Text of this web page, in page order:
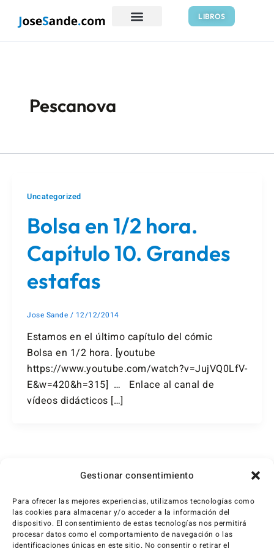
Gestionar consentimiento
Para ofrecer las mejores experiencias, utilizamos tecnologías como
las cookies para almacenar y/o acceder a la información del
dispositivo. El consentimiento de estas tecnologías nos permitirá
procesar datos como el comportamiento de navegación o las
identificaciones únicas en este sitio. No consentir o retirar el
LIBROS
Pescanova
Uncategorized
Bolsa en 1/2 hora.
Capítulo 10. Grandes
estafas
Jose Sande / 12/12/2014
Estamos en el último capítulo del cómic
Bolsa en 1/2 hora. [youtube
https://www.youtube.com/watch?v=JujVQ0LfV-
E&w=420&h=315] … Enlace al canal de
vídeos didácticos […]
de
1 2 Siguiente